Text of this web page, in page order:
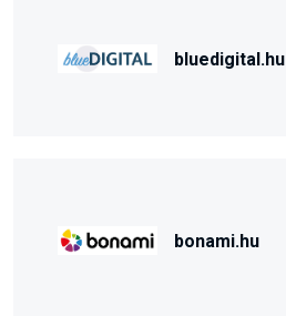
bluedigital.hu
bonami.hu